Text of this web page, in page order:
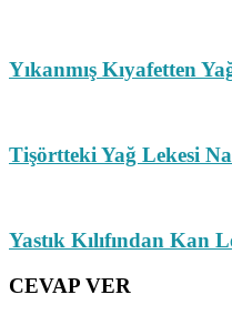
Yıkanmış Kıyafetten
Tişörtteki Yağ Lekesi
Yastık Kılıfından Kan
CEVAP VER